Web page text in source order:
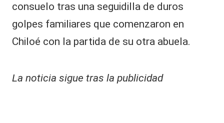
consuelo tras una seguidilla de duros
golpes familiares que comenzaron en
Chiloé con la partida de su otra abuela.
La noticia sigue tras la publicidad